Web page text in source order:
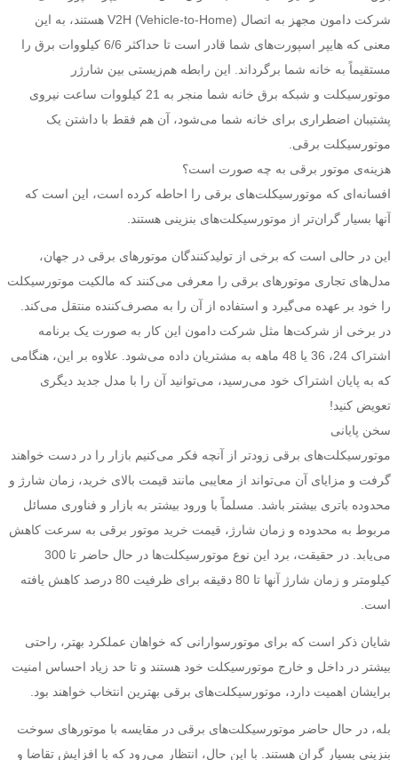
شرکت دامون مجهز به اتصال V2H (Vehicle-to-Home) هستند، به این
معنی که هایپر اسپورت‌های شما قادر است تا حداکثر 6/6 کیلووات برق را
مستقیماً به خانه شما برگرداند. این رابطه هم‌زیستی بین شارژر
موتورسیکلت و شبکه برق خانه شما منجر به 21 کیلووات ساعت نیروی
پشتیبان اضطراری برای خانه شما می‌شود، آن هم فقط با داشتن یک
موتورسیکلت برقی.
هزینه‌ی موتور برقی به چه صورت است؟
افسانه‌ای که موتورسیکلت‌های برقی را احاطه کرده است، این است که
آنها بسیار گران‌تر از موتورسیکلت‌های بنزینی هستند.
این در حالی است که برخی از تولیدکنندگان موتورهای برقی در جهان،
مدل‌های تجاری موتورهای برقی را معرفی می‌کنند که مالکیت موتورسیکلت
را خود بر عهده می‌گیرد و استفاده از آن را به مصرف‌کننده منتقل می‌کند.
در برخی از شرکت‌ها مثل شرکت دامون این کار به صورت یک برنامه
اشتراک 24، 36 یا 48 ماهه به مشتریان داده می‌شود. علاوه بر این، هنگامی
که به پایان اشتراک خود می‌رسید، می‌توانید آن را با مدل جدید دیگری
تعویض کنید!
سخن پایانی
موتورسیکلت‌های برقی زودتر از آنچه فکر می‌کنیم بازار را در دست خواهند
گرفت و مزایای آن می‌تواند از معایبی مانند قیمت بالای خرید، زمان شارژ و
محدوده باتری بیشتر باشد. مسلماً با ورود بیشتر به بازار و فناوری مسائل
مربوط به محدوده و زمان شارژ، قیمت خرید موتور برقی به سرعت کاهش
می‌یابد. در حقیقت، برد این نوع موتورسیکلت‌ها در حال حاضر تا 300
کیلومتر و زمان شارژ آنها تا 80 دقیقه برای ظرفیت 80 درصد کاهش یافته
است.
شایان ذکر است که برای موتورسوارانی که خواهان عملکرد بهتر، راحتی
بیشتر در داخل و خارج موتورسیکلت خود هستند و تا حد زیاد احساس امنیت
برایشان اهمیت دارد، موتورسیکلت‌های برقی بهترین انتخاب خواهند بود.
بله، در حال حاضر موتورسیکلت‌های برقی در مقایسه با موتورهای سوخت
بنزینی بسیار گران هستند. با این حال، انتظار می‌رود که با افزایش تقاضا و